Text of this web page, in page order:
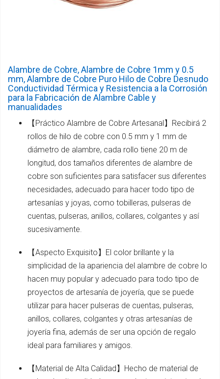
Alambre de Cobre, Alambre de Cobre 1mm y 0.5
mm, Alambre de Cobre Puro Hilo de Cobre Desnudo
Conductividad Térmica y Resistencia a la Corrosión
para la Fabricación de Alambre Cable y
manualidades
【Práctico Alambre de Cobre Artesanal】Recibirá 2
rollos de hilo de cobre con 0.5 mm y 1 mm de
diámetro de alambre, cada rollo tiene 20 m de
longitud, dos tamaños diferentes de alambre de
cobre son suficientes para satisfacer sus diferentes
necesidades, adecuado para hacer todo tipo de
artesanías y joyas, como tobilleras, pulseras de
cuentas, pulseras, anillos, collares, colgantes y así
sucesivamente.
【Aspecto Exquisito】El color brillante y la
simplicidad de la apariencia del alambre de cobre lo
hacen muy popular y adecuado para todo tipo de
proyectos de artesanía de joyería, que se puede
utilizar para hacer pulseras de cuentas, pulseras,
anillos, collares, colgantes y otras artesanías de
joyería fina, además de ser una opción de regalo
ideal para familiares y amigos.
【Material de Alta Calidad】Hecho de material de